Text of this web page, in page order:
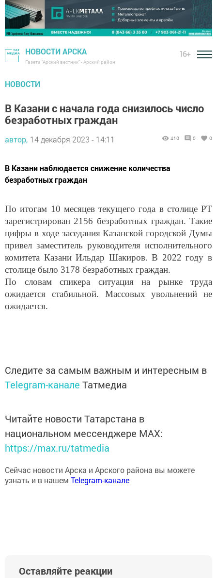
НОВОСТИ АРСКА
Газета "Арский вестник" - Арский район
16+
НОВОСТИ
В Казани с начала года снизилось число
безработных граждан
автор, 14 декабря 2023 - 14:11 410 0 0
В Казани наблюдается снижение количества
безработных граждан
По итогам 10 месяцев текущего года в столице РТ
зарегистрирован 2156 безработных граждан. Такие
цифры в ходе заседания Казанской городской Думы
привел заместитель руководителя исполнительного
комитета Казани Ильдар Шакиров. В 2022 году в
столице было 3178 безработных граждан.
По словам спикера ситуация на рынке труда
ожидается стабильной. Массовых увольнений не
ожидается.
Следите за самым важным и интересным в
Telegram-канале Татмедиа
Читайте новости Татарстана в
национальном мессенджере MАХ:
https://max.ru/tatmedia
Сейчас новости Арска и Арского района вы можете
узнать и в нашем Telegram-канале
Оставляйте реакции